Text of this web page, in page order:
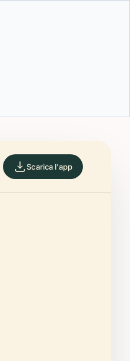
Scarica l'app